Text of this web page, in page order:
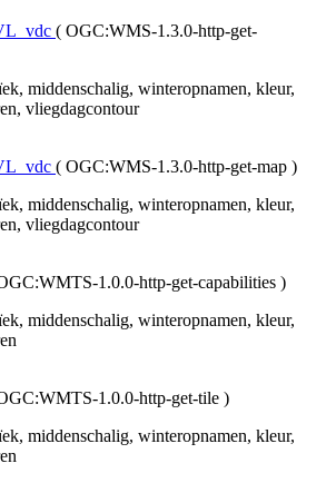
( OGC:WMS-1.3.0-http-get-
middenschalig, winteropnamen, kleur,
vliegdagcontour
( OGC:WMS-1.3.0-http-get-map )
middenschalig, winteropnamen, kleur,
vliegdagcontour
1.0.0-http-get-capabilities )
middenschalig, winteropnamen, kleur,
1.0.0-http-get-tile )
middenschalig, winteropnamen, kleur,